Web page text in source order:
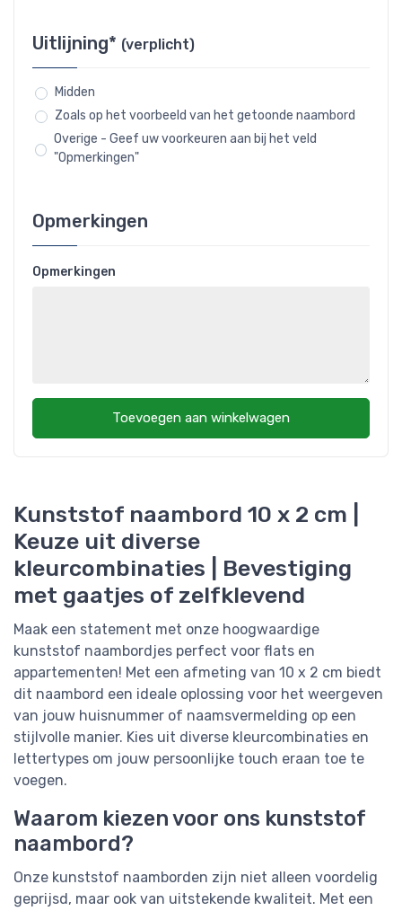
Kunststof naambord 10 x 2 cm |
Keuze uit diverse
kleurcombinaties | Bevestiging
met gaatjes of zelfklevend
Maak een statement met onze hoogwaardige
kunststof naambordjes perfect voor flats en
appartementen! Met een afmeting van 10 x 2 cm biedt
dit naambord een ideale oplossing voor het weergeven
van jouw huisnummer of naamsvermelding op een
stijlvolle manier. Kies uit diverse kleurcombinaties en
lettertypes om jouw persoonlijke touch eraan toe te
voegen.
Waarom kiezen voor ons kunststof
naambord?
Onze kunststof naamborden zijn niet alleen voordelig
geprijsd, maar ook van uitstekende kwaliteit. Met een
Uitlijning* (verplicht)
Midden
Zoals op het voorbeeld van het getoonde naambord
Overige - Geef uw voorkeuren aan bij het veld
"Opmerkingen"
Opmerkingen
Opmerkingen
Toevoegen aan winkelwagen